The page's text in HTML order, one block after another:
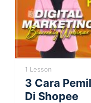
1 Lesson
3 Cara
Di Shopee